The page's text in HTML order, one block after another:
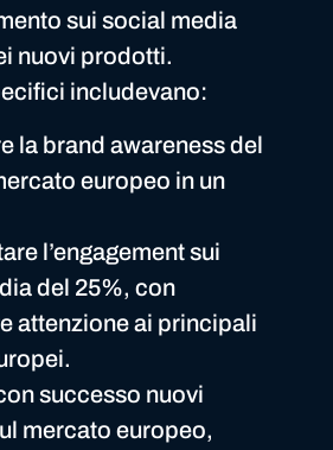
sui social media
nuovi prodotti.
includevano:
la brand awareness del
europeo in un
l’engagement sui
del 25%, con
attenzione ai principali
successo nuovi
mercato europeo,